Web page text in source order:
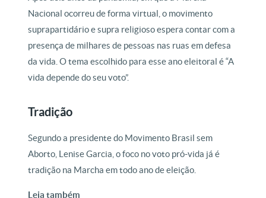
Nacional ocorreu de forma virtual, o movimento
suprapartidário e supra religioso espera contar com a
presença de milhares de pessoas nas ruas em defesa
da vida. O tema escolhido para esse ano eleitoral é “A
vida depende do seu voto”.
Tradição
Segundo a presidente do Movimento Brasil sem
Aborto, Lenise Garcia, o foco no voto pró-vida já é
tradição na Marcha em todo ano de eleição.
Leia também